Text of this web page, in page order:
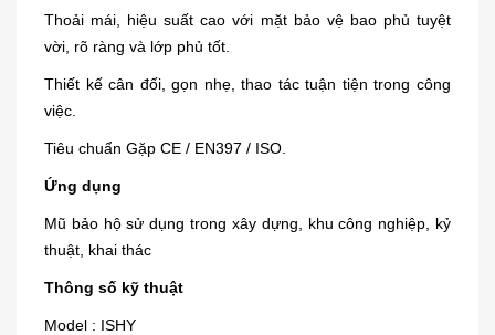
Thoải mái, hiệu suất cao với mặt bảo vệ bao phủ tuyệt
vời, rõ ràng và lớp phủ tốt.
Thiết kế cân đối, gọn nhẹ, thao tác tuận tiện trong công
việc.
Tiêu chuẩn Gặp CE / EN397 / ISO.
Ứng dụng
Mũ bảo hộ sử dụng trong xây dựng, khu công nghiệp, kỷ
thuật, khai thác
Thông số kỹ thuật
Model : ISHY